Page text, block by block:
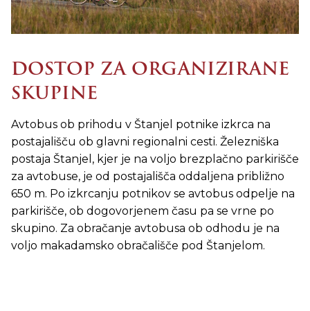
DOSTOP ZA ORGANIZIRANE
SKUPINE
Avtobus ob prihodu v Štanjel potnike izkrca na
postajališču ob glavni regionalni cesti. Železniška
postaja Štanjel, kjer je na voljo brezplačno parkirišče
za avtobuse, je od postajališča oddaljena približno
650 m. Po izkrcanju potnikov se avtobus odpelje na
parkirišče, ob dogovorjenem času pa se vrne po
skupino. Za obračanje avtobusa ob odhodu je na
voljo makadamsko obračališče pod Štanjelom.